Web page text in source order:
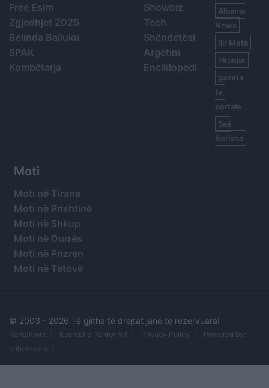
Free Esim
Zgjedhjet 2025
Belinda Balluku
SPAK
Kombëtarja
Showbiz
Tech
Shëndetësi
Argetim
Enciklopedi
Albania
News
Ilir Meta
Piranjat
gazeta,
tv,
portale
Sali
Berisha
Moti
Moti në Tiranë
Moti në Prishtinë
Moti në Shkup
Moti në Durrës
Moti në Prizren
Moti në Tetovë
© 2003 - 2026 Të gjitha të drejtat janë të rezervuara!
Kontaktoni Kushtet e Përdorimit Privacy Policy
Powered by:
orihost.com